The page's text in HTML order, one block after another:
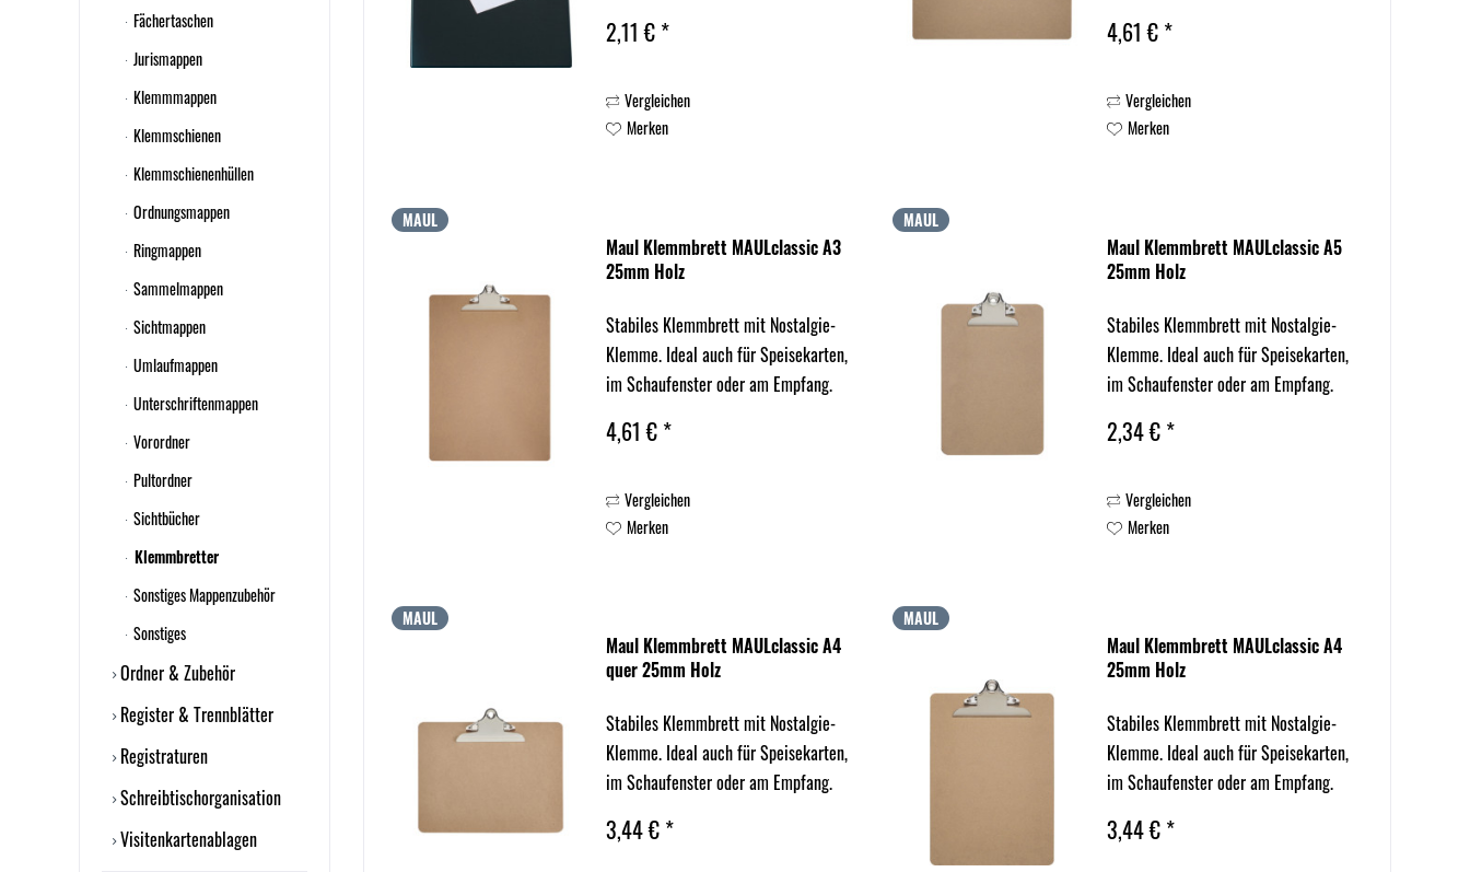
Fächertaschen
Jurismappen
Klemmmappen
Klemmschienen
Klemmschienenhüllen
Ordnungsmappen
Ringmappen
Sammelmappen
Sichtmappen
Umlaufmappen
Unterschriftenmappen
Vorordner
Pultordner
Sichtbücher
Klemmbretter
Sonstiges Mappenzubehör
Sonstiges
Ordner & Zubehör
Register & Trennblätter
Registraturen
Schreibtischorganisation
Visitenkartenablagen
2,11 € *
Vergleichen
Merken
4,61 € *
Vergleichen
Merken
MAUL
Maul Klemmbrett MAULclassic A3
25mm Holz
Stabiles Klemmbrett mit Nostalgie-
Klemme. Ideal auch für Speisekarten,
im Schaufenster oder am Empfang.
4,61 € *
Vergleichen
Merken
MAUL
Maul Klemmbrett MAULclassic A5
25mm Holz
Stabiles Klemmbrett mit Nostalgie-
Klemme. Ideal auch für Speisekarten,
im Schaufenster oder am Empfang.
2,34 € *
Vergleichen
Merken
MAUL
Maul Klemmbrett MAULclassic A4
quer 25mm Holz
Stabiles Klemmbrett mit Nostalgie-
Klemme. Ideal auch für Speisekarten,
im Schaufenster oder am Empfang.
3,44 € *
MAUL
Maul Klemmbrett MAULclassic A4
25mm Holz
Stabiles Klemmbrett mit Nostalgie-
Klemme. Ideal auch für Speisekarten,
im Schaufenster oder am Empfang.
3,44 € *